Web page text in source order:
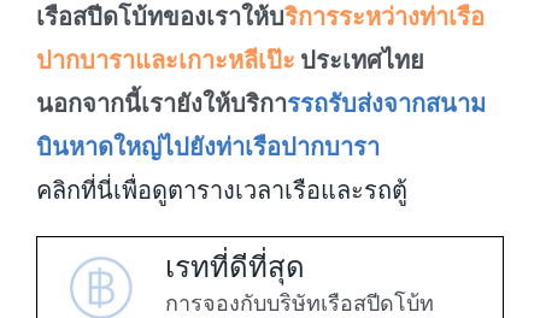
เรือสปีดโบ้ทของเราให้บริการระหว่างท่าเรือ
ปากบาราและเกาะหลีเป๊ะ ประเทศไทย
นอกจากนี้เรายังให้บริการรถรับส่งจากสนาม
บินหาดใหญ่ไปยังท่าเรือปากบารา
คลิกที่นี่เพื่อดูตารางเวลาเรือและรถตู้
เรทที่ดีที่สุด
การจองกับบริษัทเรือสปีดโบ้ท